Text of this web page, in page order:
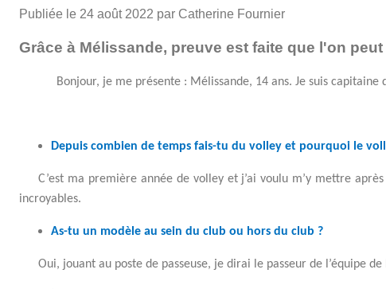
Publiée le 24 août 2022 par Catherine Fournier
Grâce à Mélissande, preuve est faite que l'on
Bonjour, je me présente : Mélissande, 14 ans. Je suis
Depuis combien de temps fais-tu du volley et pourquoi le
C’est ma première année de volley et j’ai voulu m’y mettre
incroyables.
As-tu un modèle au sein du club ou hors du club ?
Oui, jouant au poste de passeuse, je dirai le passeur de l’équipe